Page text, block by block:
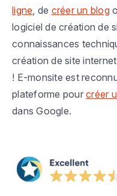
ligne , de créer un blog
logiciel de création de
connaissances
création de site
! E-monsite est
plateforme pour créer
dans Google.